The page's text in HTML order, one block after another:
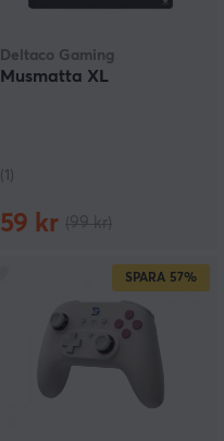
Deltaco Gaming
Musmatta XL
(1)
59 kr
SPARA 57%